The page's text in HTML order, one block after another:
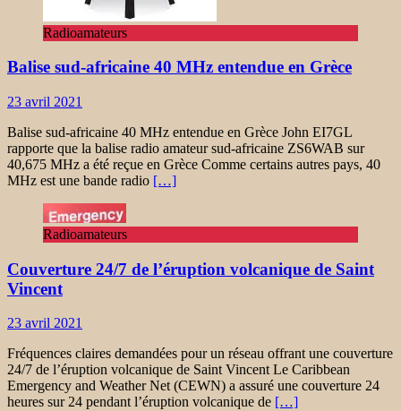
Radioamateurs
Balise sud-africaine 40 MHz entendue en Grèce
23 avril 2021
Balise sud-africaine 40 MHz entendue en Grèce John EI7GL
rapporte que la balise radio amateur sud-africaine ZS6WAB sur
40,675 MHz a été reçue en Grèce Comme certains autres pays, 40
MHz est une bande radio […]
Radioamateurs
Couverture 24/7 de l’éruption volcanique de Saint
Vincent
23 avril 2021
Fréquences claires demandées pour un réseau offrant une couverture
24/7 de l’éruption volcanique de Saint Vincent Le Caribbean
Emergency and Weather Net (CEWN) a assuré une couverture 24
heures sur 24 pendant l’éruption volcanique de […]